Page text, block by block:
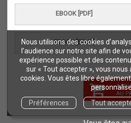
Nous utilisons des cookies
l’audience sur notre site afin de
expérience possible et des
sur « Tout accepter », vous
cookies. Vous êtes libre
Préférences
Tout
EBOOK [PDF]
EBOOK [EPUB]
AU
Forêt et
Milieux naturels et
Pays du
Pêche - Ressources
Sciences de la vie
Science pour
Sciences sociales,
ESPACE